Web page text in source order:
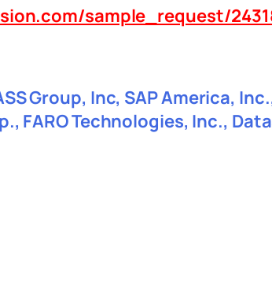
sample_request/
Group, Inc, SAP America,
FARO Technologies, Inc.,